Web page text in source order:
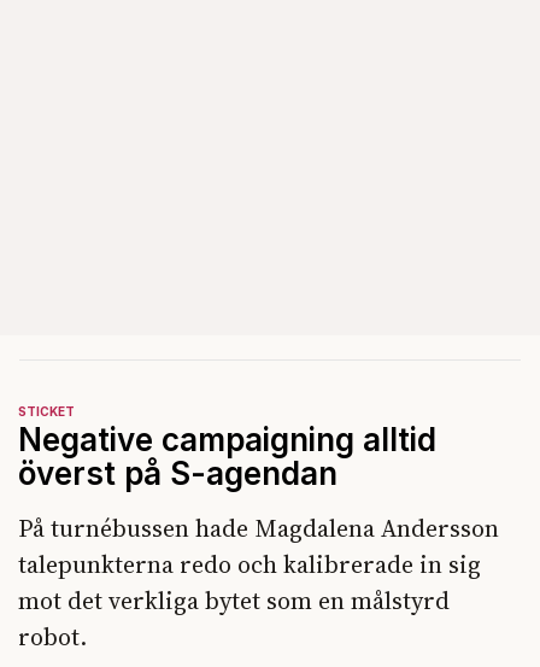
STICKET
Negative campaigning alltid
överst på S-agendan
På turnébussen hade Magdalena Andersson
talepunkterna redo och kalibrerade in sig
mot det verkliga bytet som en målstyrd
robot.